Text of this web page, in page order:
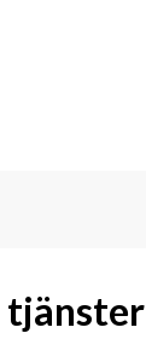
tjänster